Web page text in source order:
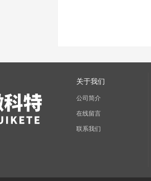
关于我们
公司简介
在线留言
联系我们